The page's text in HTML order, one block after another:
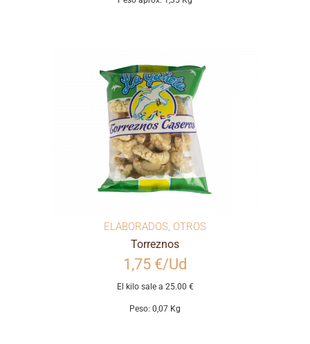
ELABORADOS, OTROS
Torreznos
1,75 €/Ud
El kilo sale a 25.00 €
Peso: 0,07 Kg